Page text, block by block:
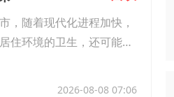
，随着现代化进程加快，
住环境的卫生，还可能传
2026-08-08 07:06